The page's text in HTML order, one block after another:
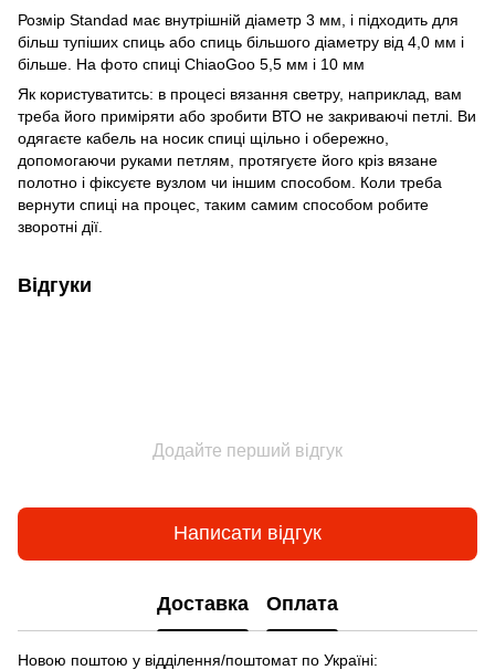
Розмір Standad має внутрішній діаметр 3 мм, і підходить для
більш тупіших спиць або спиць більшого діаметру від 4,0 мм і
більше. На фото спиці ChiaoGoo 5,5 мм і 10 мм
Як користуватитсь: в процесі вязання светру, наприклад, вам
треба його приміряти або зробити ВТО не закриваючі петлі. Ви
одягаєте кабель на носик спиці щільно і обережно,
допомогаючи руками петлям, протягуєте його кріз вязане
полотно і фіксуєте вузлом чи іншим способом. Коли треба
вернути спиці на процес, таким самим способом робите
зворотні дії.
Відгуки
Додайте перший відгук
Написати відгук
Доставка Оплата
Новою поштою у відділення/поштомат по Україні: